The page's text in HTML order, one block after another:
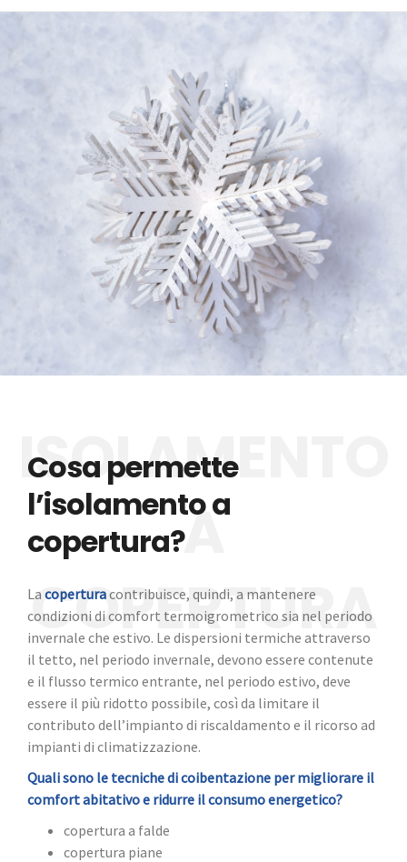
Cosa permette
l’isolamento a
copertura?
Lacoperturacontribuisce, quindi, a mantenere
condizioni di comfort termoigrometrico sia nel periodo
invernale che estivo. Le dispersioni termiche attraverso
il tetto, nel periodo invernale, devono essere contenute
e il flusso termico entrante, nel periodo estivo, deve
essere il più ridotto possibile, così da limitare il
contributo dell’impianto di riscaldamento e il ricorso ad
impianti di climatizzazione.
Quali sono le tecniche di coibentazione per migliorare il
comfort abitativo e ridurre il consumo energetico?
copertura a falde
copertura piane